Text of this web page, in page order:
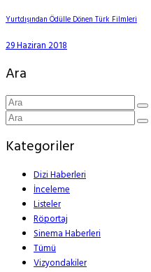
Yurtdışından Ödülle Dönen Türk Filmleri
29 Haziran 2018
Ara
Kategoriler
Dizi Haberleri
İnceleme
Listeler
Röportaj
Sinema Haberleri
Tümü
Vizyondakiler